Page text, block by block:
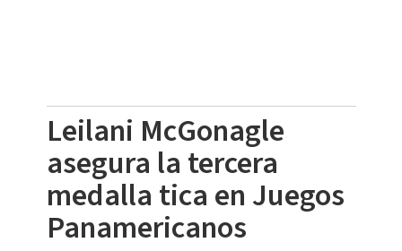
Leilani McGonagle
asegura la tercera
medalla tica en Juegos
Panamericanos